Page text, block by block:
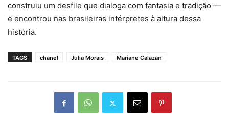
construiu um desfile que dialoga com fantasia e tradição —
e encontrou nas brasileiras intérpretes à altura dessa
história.
TAGS chanel Julia Morais Mariane Calazan